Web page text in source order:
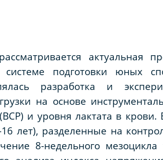
актуальная
системе подготовки юных
разработка и
на основе
и уровня лактата в
лет), разделенные на
8-недельного